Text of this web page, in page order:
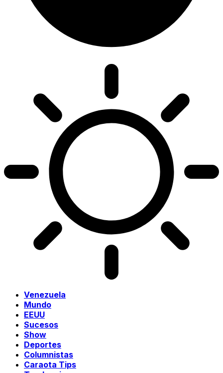
Venezuela
Mundo
EEUU
Sucesos
Show
Deportes
Columnistas
Caraota Tips